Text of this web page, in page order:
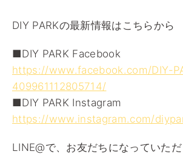
DIY PARKの最新情報はこちらから
■DIY PARK Facebook
https://www.facebook.com/DIY-
409961112805714/
■DIY PARK Instagram
https://www.instagram.com/
LINE@で、お友だちになっていただ